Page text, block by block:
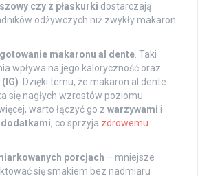
czy z płaskurki dostarczają
odżywczych niż zwykły makaron
gotowanie makaronu al dente. Taki
wpływa na jego kaloryczność oraz
. Dzięki temu, że makaron al dente
się nagłych wzrostów poziomu
warto łączyć go z warzywami i
, co sprzyja zdrowemu
porcjach – mniejsze
się smakiem bez nadmiaru